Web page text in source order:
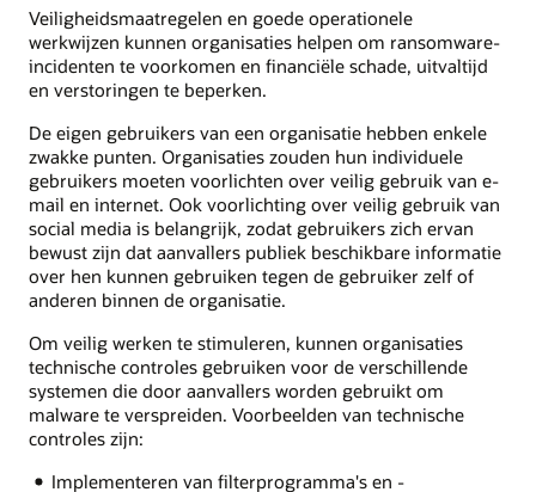
Veiligheidsmaatregelen en goede operationele
werkwijzen kunnen organisaties helpen om ransomware-
incidenten te voorkomen en financiële schade, uitvaltijd
en verstoringen te beperken.
De eigen gebruikers van een organisatie hebben enkele
zwakke punten. Organisaties zouden hun individuele
gebruikers moeten voorlichten over veilig gebruik van e-
mail en internet. Ook voorlichting over veilig gebruik van
social media is belangrijk, zodat gebruikers zich ervan
bewust zijn dat aanvallers publiek beschikbare informatie
over hen kunnen gebruiken tegen de gebruiker zelf of
anderen binnen de organisatie.
Om veilig werken te stimuleren, kunnen organisaties
technische controles gebruiken voor de verschillende
systemen die door aanvallers worden gebruikt om
malware te verspreiden. Voorbeelden van technische
controles zijn:
Implementeren van filterprogramma's en -